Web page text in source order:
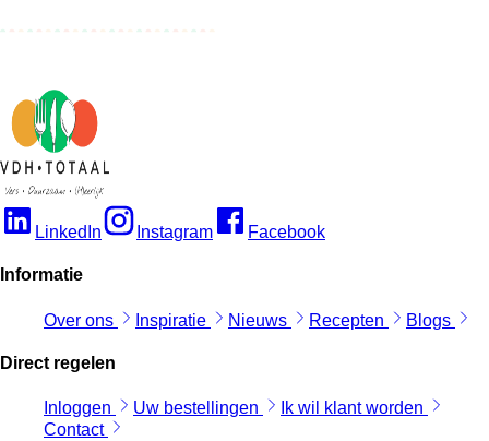
LinkedIn Instagram Facebook
Informatie
Over ons Inspiratie Nieuws Recepten Blogs
Direct regelen
Inloggen Uw bestellingen
Ik wil klant worden
Contact